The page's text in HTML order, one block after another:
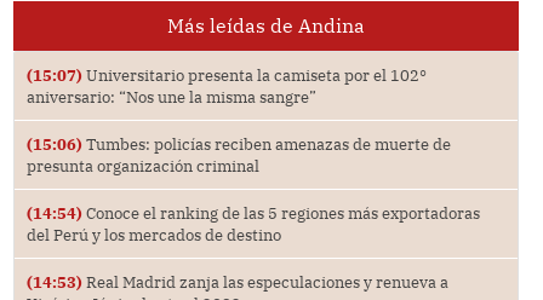
Más leídas de Andina
(15:07) Universitario presenta la camiseta por el 102°
aniversario: “Nos une la misma sangre”
(15:06) Tumbes: policías reciben amenazas de muerte de
presunta organización criminal
(14:54) Conoce el ranking de las 5 regiones más exportadoras
del Perú y los mercados de destino
(14:53) Real Madrid zanja las especulaciones y renueva a